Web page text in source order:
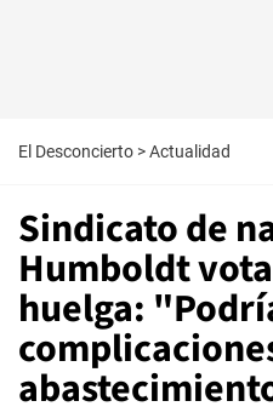
El Desconcierto >Actualidad
Sindicato de
Humboldt
huelga: